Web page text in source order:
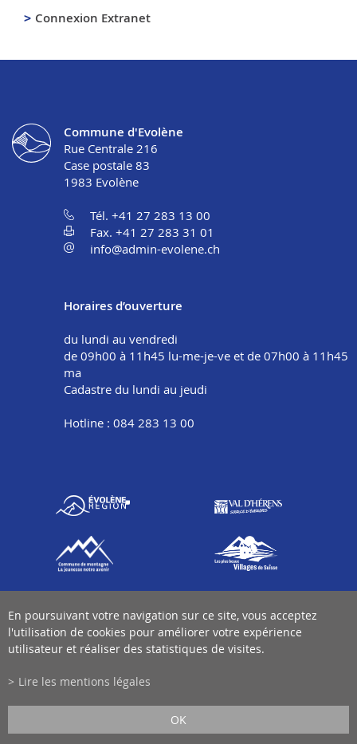
Connexion Extranet
Commune d'Evolène
Rue Centrale 216
Case postale 83
1983 Evolène
Tél. +41 27 283 13 00
Fax. +41 27 283 31 01
info@admin-evolene.ch
Horaires d’ouverture
du lundi au vendredi
de 09h00 à 11h45 lu-me-je-ve et de 07h00 à 11h45
ma
Cadastre du lundi au jeudi
Hotline : 084 283 13 00
En poursuivant votre navigation sur ce site, vous acceptez
l'utilisation de cookies pour améliorer votre expérience
utilisateur et réaliser des statistiques de visites.
Lire les mentions légales
OK